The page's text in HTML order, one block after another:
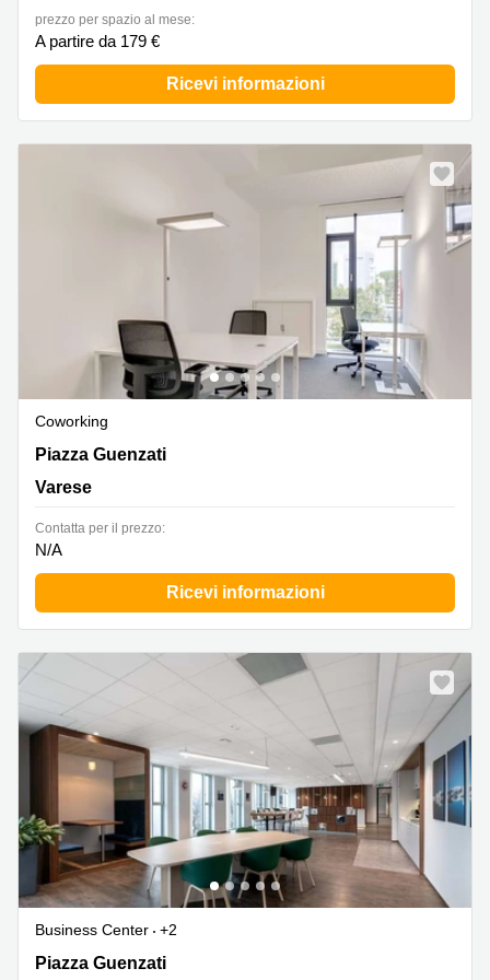
prezzo per spazio al mese:
A partire da 179 €
Ricevi informazioni
Coworking
Piazza Guenzati 1, VA, Varese
Piazza Guenzati
Varese
Сontatta per il prezzo:
N/A
Ricevi informazioni
Business Center
+2
Piazza Guenzati 1, VA, Varese
Piazza Guenzati